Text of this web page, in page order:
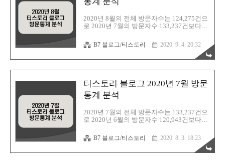
방문통계 분석 ▷ 티스토리 블로그 2020년 8
월 방문통계 분석 :
https://barista7.tistory.com/3057 ▷ 티스토리
블로그 2020년 7월 방문통계 분석 ..
2020년 8월의 전체 방문자수는 124,275건으
로 2020년 7월의 방문자수 133,237건보다
음 51.51%, 구글 26.04%, 네이버 18.94%, 네
이트 2.06%, 기타 1.46% 로 다음, 구글, 네이
버순으로 나타났고, 다음 검색유입이 절반이
방문자수와 블로그 검색 유입 통계자료를 분
석하여 정리해보았다. 1. 티스토리 블로그 검
색유입(티스토리 방문통계) 2. 네이버 애널리
틱스 차트 분석 티스토리 블로그 2020년 8월
방문통계 분석 ▷ 티스토리 블로그 2020년 7
월 방문통계 분석 :
https://barista7.tistory.com/2912 ▷ 티스토리
블로그 2020년 6월 방문통계 분석 :..
B7 블로그/티스토리 2020. 9. 4. 20:32
티스토리 블로그 2020년 7월 방문
통계 분석
2020년 7월의 전체 방문자수는 133,237건으
로 2020년 6월의 방문자수 120,943건보다
음 50.67%, 구글 24.38%, 네이버 21.07%, 네
이트 2.02%, 기타 1.85% 순으로 다음, 구글,
네이버순으로 나타났고, 다음 검색유입이 크
B7 블로그/티스토리 2020. 8. 3. 18:23